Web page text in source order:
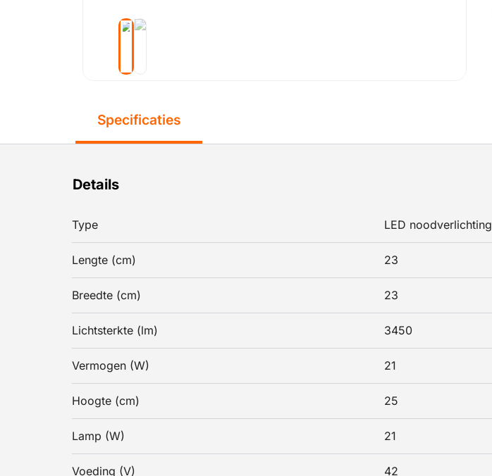
Specificaties
Details
Type LED noodverlichting
Lengte (cm) 23
Breedte (cm) 23
Lichtsterkte (lm) 3450
Vermogen (W) 21
Hoogte (cm) 25
Lamp (W) 21
Voeding (V) 42